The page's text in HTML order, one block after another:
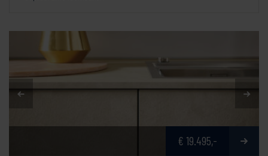
€ 19.495,-